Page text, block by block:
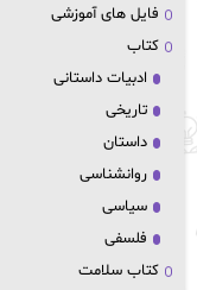
فایل های آموزشی
کتاب
ادبیات داستانی
تاریخی
داستان
روانشناسی
سیاسی
فلسفی
کتاب سلامت